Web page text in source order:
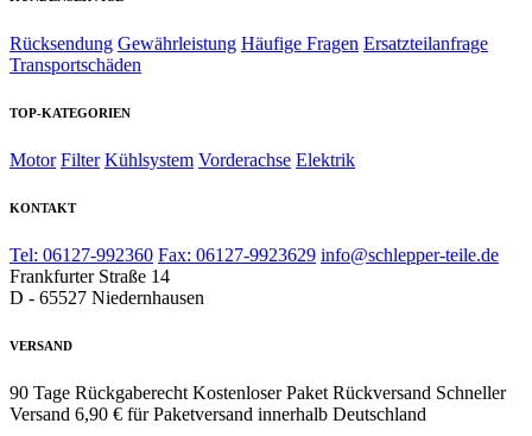
Rücksendung Gewährleistung Häufige Fragen Ersatzteilanfrage
Transportschäden
TOP-KATEGORIEN
Motor Filter Kühlsystem Vorderachse Elektrik
KONTAKT
Tel: 06127-992360 Fax: 06127-9923629 info@schlepper-teile.de
Frankfurter Straße 14
D - 65527 Niedernhausen
VERSAND
90 Tage Rückgaberecht Kostenloser Paket Rückversand Schneller
Versand 6,90 € für Paketversand innerhalb Deutschland